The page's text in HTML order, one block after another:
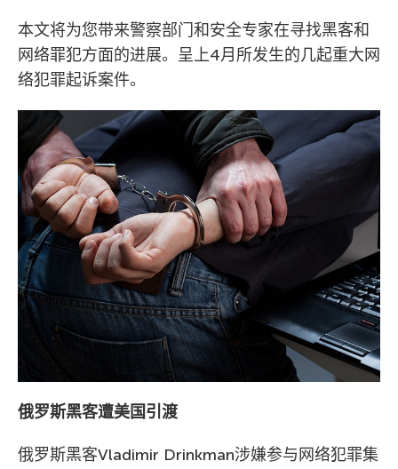
本文将为您带来警察部门和安全专家在寻找黑客和
网络罪犯方面的进展。呈上4月所发生的几起重大网
络犯罪起诉案件。
俄罗斯黑客遭美国引渡
俄罗斯黑客Vladimir Drinkman涉嫌参与网络犯罪集